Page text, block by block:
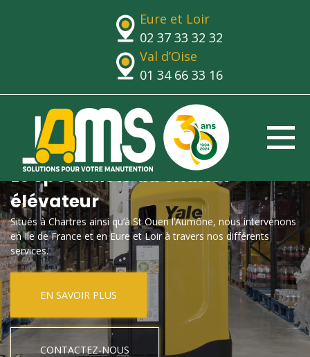
Eure et Loir
02 37 33 32 32
Val d’Oise
01 34 66 33 16
Le spécialiste du chariot
élévateur
Situés à Chartres ainsi qu’à St Ouen l’Aumône, nous intervenons
en Ile de France et en Eure et Loir à travers nos différents
services.
EN SAVOIR PLUS
CONTACTEZ-NOUS